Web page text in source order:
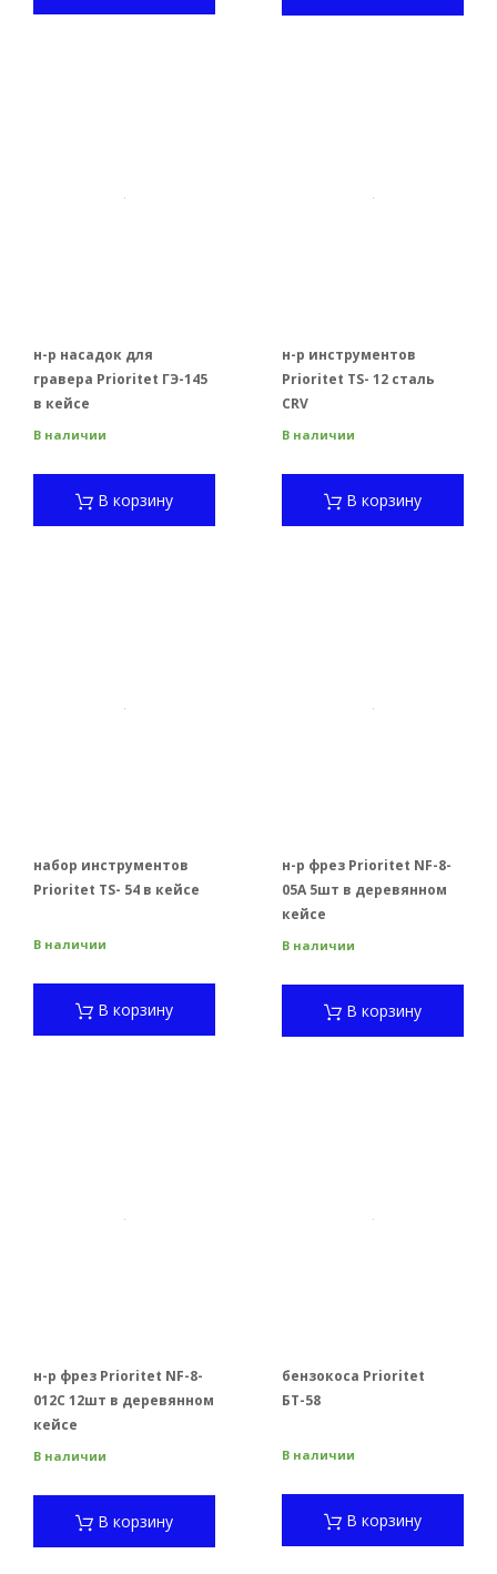
н-р насадок для
гравера Prioritet ГЭ-145
в кейсе
В наличии
В корзину
н-р инструментов
Prioritet TS- 12 сталь
CRV
В наличии
В корзину
набор инструментов
Prioritet TS- 54 в кейсе
В наличии
В корзину
н-р фрез Prioritet NF-8-
05A 5шт в деревянном
кейсе
В наличии
В корзину
н-р фрез Prioritet NF-8-
012C 12шт в деревянном
кейсе
В наличии
В корзину
бензокоса Prioritet
БТ-58
В наличии
В корзину